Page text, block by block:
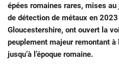
épées romaines rares, mises
de détection de métaux en
Gloucestershire, ont ouvert la
peuplement majeur remontant à
jusqu’à l’époque romaine.